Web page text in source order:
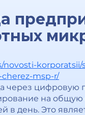
msp-r/
через
на
в день. Это